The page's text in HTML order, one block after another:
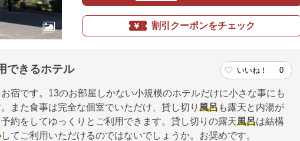
割引クーポンをチェック
できるホテル いいね！ 0
宿です。13のお部屋しかない小規模のホテルだけに小さな事にも
また食事は完全な個室でいただけ、貸し切り 風呂も露天と内湯が
約をしてゆっくりとご利用できます。貸し切りの露天風呂は結構
してご利用いただけるのではないでしょうか。お奨めです。